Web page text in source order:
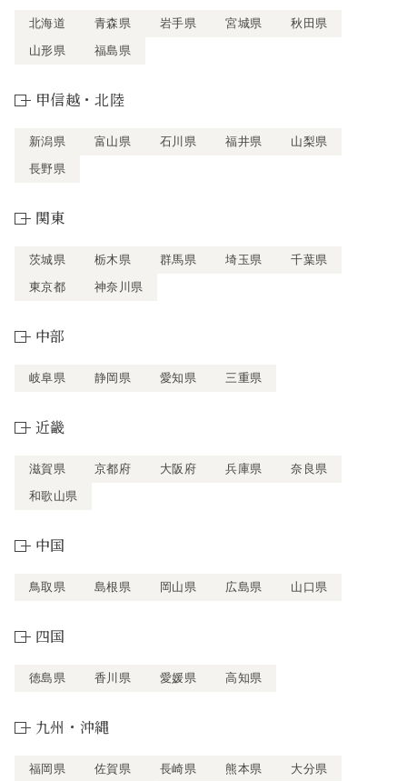
北海道 青森県 岩手県 宮城県
秋田県
山形県
福島県
甲信越・北陸
新潟県 富山県 石川県 福井県
山梨県
長野県
関東
茨城県 栃木県 群馬県 埼玉県
千葉県
東京都
神奈川県
中部
岐阜県 静岡県 愛知県 三重県
近畿
滋賀県 京都府 大阪府 兵庫県
奈良県
和歌山県
中国
鳥取県 島根県 岡山県 広島県 山口県
四国
徳島県 香川県 愛媛県 高知県
九州・沖縄
福岡県 佐賀県 長崎県 熊本県
大分県